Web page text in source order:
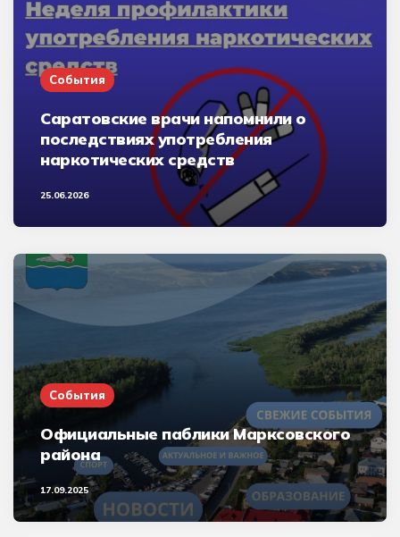
События
Саратовские врачи напомнили о
последствиях употребления
наркотических средств
25.06.2026
События
Официальные паблики Марксовского
района
17.09.2025